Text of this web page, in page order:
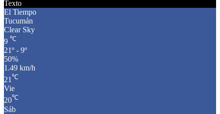
Texto
El Tiempo
Tucumán
Clear Sky
9 ℃
21º - 9º
50%
1.49 km/h
21 ℃
Vie
20℃
Sáb